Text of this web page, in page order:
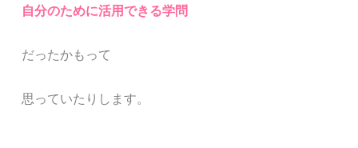
自分のために活用できる学問
だったかもって
思っていたりします。